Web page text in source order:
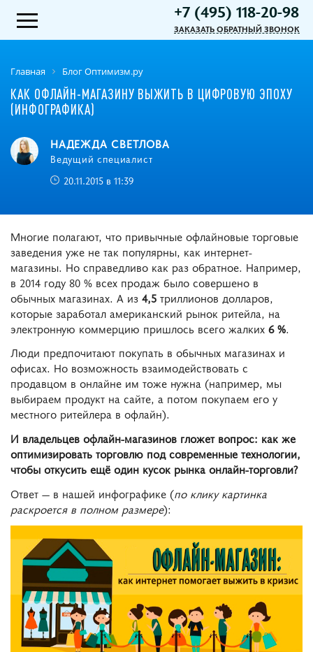
+7 (495) 118-20-98
ЗАКАЗАТЬ ОБРАТНЫЙ ЗВОНОК
Главная Блог Оптимизм.ру
КАК ОФЛАЙН-МАГАЗИНУ ВЫЖИТЬ В ЦИФРОВУЮ ЭПОХУ
(ИНФОГРАФИКА)
НАДЕЖДА СВЕТЛОВА
Ведущий специалист
20.11.2015 в 11:39
Многие полагают, что привычные офлайновые торговые
заведения уже не так популярны, как интернет-
магазины. Но справедливо как раз обратное. Например,
в 2014 году 80 % всех продаж было совершено в
обычных магазинах. А из 4,5 триллионов долларов,
которые заработал американский рынок ритейла, на
электронную коммерцию пришлось всего жалких 6 %.
Люди предпочитают покупать в обычных магазинах и
офисах. Но возможность взаимодействовать с
продавцом в онлайне им тоже нужна (например, мы
выбираем продукт на сайте, а потом покупаем его у
местного ритейлера в офлайн).
И владельцев офлайн-магазинов гложет вопрос: как же
оптимизировать торговлю под современные технологии,
чтобы откусить ещё один кусок рынка онлайн-торговли?
Ответ — в нашей инфографике (по клику картинка
раскроется в полном размере):